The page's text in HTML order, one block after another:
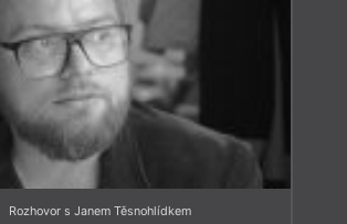
Rozhovor s Janem Těsnohlídkem